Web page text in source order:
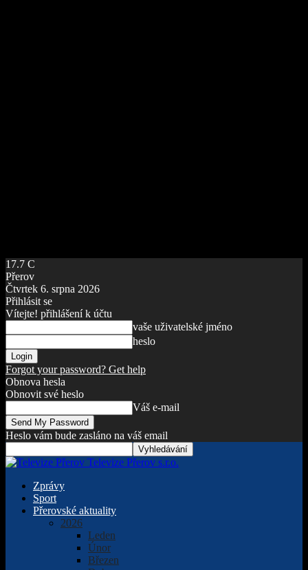
17.7 C
Přerov
Čtvrtek 6. srpna 2026
Přihlásit se
Vítejte! přihlášení k účtu
vaše uživatelské jméno
heslo
Forgot your password? Get help
Obnova hesla
Obnovit své heslo
Váš e-mail
Heslo vám bude zasláno na váš email
Televize Přerov s.r.o.
Zprávy
Sport
Přerovské aktuality
2026
Leden
Únor
Březen